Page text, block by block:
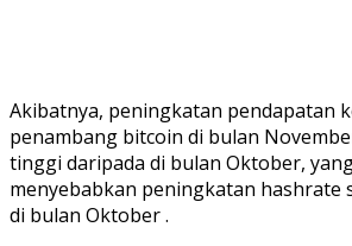
Akibatnya, peningkatan pendapatan
penambang bitcoin di bulan
tinggi daripada di bulan Oktober,
menyebabkan peningkatan hashrate
di bulan Oktober .